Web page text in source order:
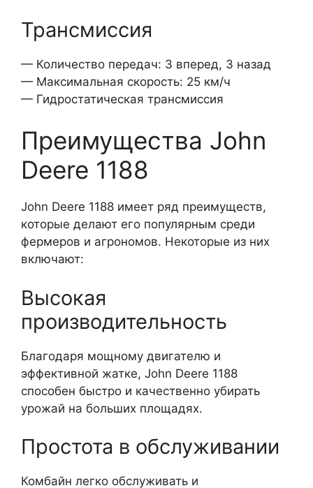
Трансмиссия
— Количество передач: 3 вперед, 3 назад
— Максимальная скорость: 25 км/ч
— Гидростатическая трансмиссия
Преимущества John
Deere 1188
John Deere 1188 имеет ряд преимуществ,
которые делают его популярным среди
фермеров и агрономов. Некоторые из них
включают:
Высокая
производительность
Благодаря мощному двигателю и
эффективной жатке, John Deere 1188
способен быстро и качественно убирать
урожай на больших площадях.
Простота в обслуживании
Комбайн легко обслуживать и